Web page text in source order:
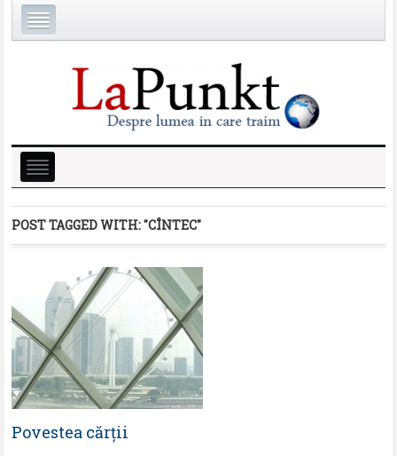
POST TAGGED WITH:"CÎNTEC"
Povestea cărții